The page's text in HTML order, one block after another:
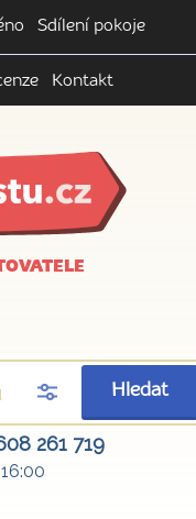
Sdílení pokoje
Kontakt
Hledat
261 719